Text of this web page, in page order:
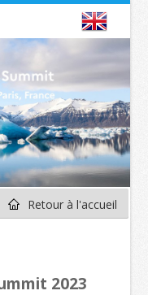
Retour à l'accueil
2023